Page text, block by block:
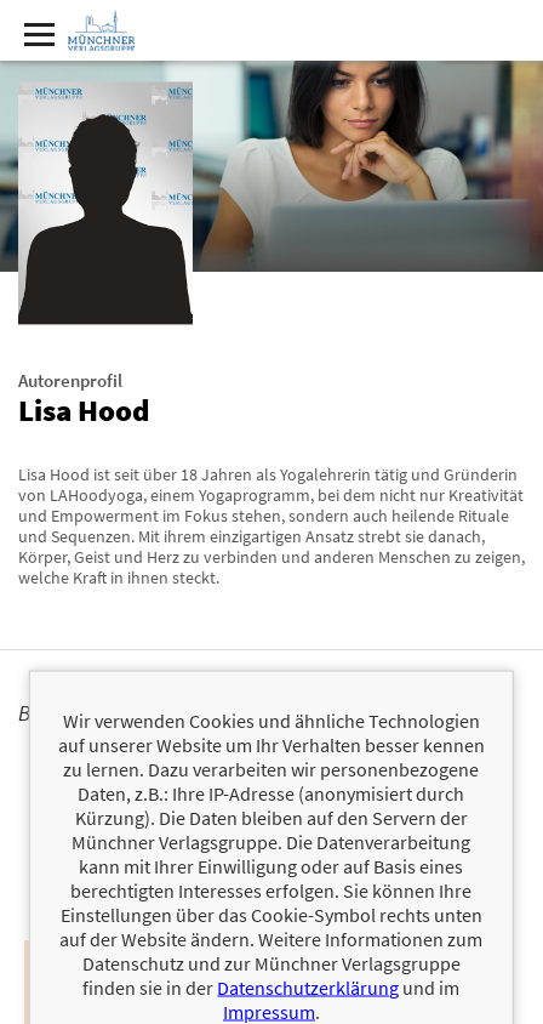
Autorenprofil
Lisa Hood
Lisa Hood ist seit über 18 Jahren als Yogalehrerin tätig und Gründerin
von LAHoodyoga, einem Yogaprogramm, bei dem nicht nur Kreativität
und Empowerment im Fokus stehen, sondern auch heilende Rituale
und Sequenzen. Mit ihrem einzigartigen Ansatz strebt sie danach,
Körper, Geist und Herz zu verbinden und anderen Menschen zu zeigen,
welche Kraft in ihnen steckt.
BÜCHERWir verwenden Cookies und ähnliche Technologien
auf unserer Website um Ihr Verhalten besser kennen
zu lernen. Dazu verarbeiten wir personenbezogene
Daten, z.B.: Ihre IP-Adresse (anonymisiert durch
Kürzung). Die Daten bleiben auf den Servern der
Münchner Verlagsgruppe. Die Datenverarbeitung
kann mit Ihrer Einwilligung oder auf Basis eines
berechtigten Interesses erfolgen. Sie können Ihre
Einstellungen über das Cookie-Symbol rechts unten
auf der Website ändern. Weitere Informationen zum
Datenschutz und zur Münchner Verlagsgruppe
finden sie in der Datenschutzerklärung und im
Impressum.